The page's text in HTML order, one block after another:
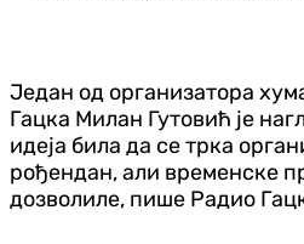
Један од организатора
Гацка Милан Гутовић је
идеја била да се трка
рођендан, али временске
дозволиле, пише Радио